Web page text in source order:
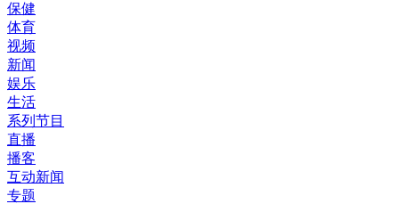
保健
体育
视频
新闻
娱乐
生活
系列节目
直播
播客
互动新闻
专题